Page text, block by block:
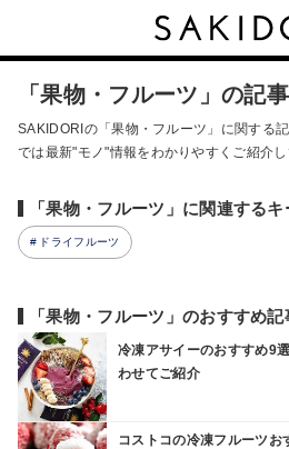
「果物・フルーツ」の記事
SAKIDORIの「果物・フルーツ」に関する
では最新"モノ"情報をわかりやすくご紹介
「果物・フルーツ」に関連する
ドライフルーツ
「果物・フルーツ」のおすすめ記
冷凍アサイーのおすすめ9
わせてご紹介
コストコの冷凍フルーツお